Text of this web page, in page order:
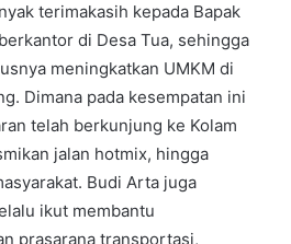
terimakasih kepada Bapak
di Desa Tua, sehingga
meningkatkan UMKM di
Dimana pada kesempatan ini
telah berkunjung ke Kolam
jalan hotmix, hingga
Budi Arta juga
ikut membantu
prasarana transportasi,